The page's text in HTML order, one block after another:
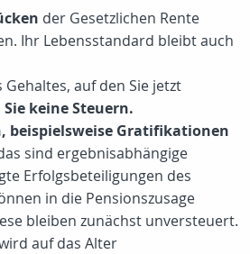
der Gesetzlichen Rente
Ihr Lebensstandard bleibt auch
Gehaltes, auf den Sie jetzt
keine Steuern.
beispielsweise Gratifikationen
sind ergebnisabhängige
Erfolgsbeteiligungen des
in die Pensionszusage
bleiben zunächst unversteuert.
auf das Alter